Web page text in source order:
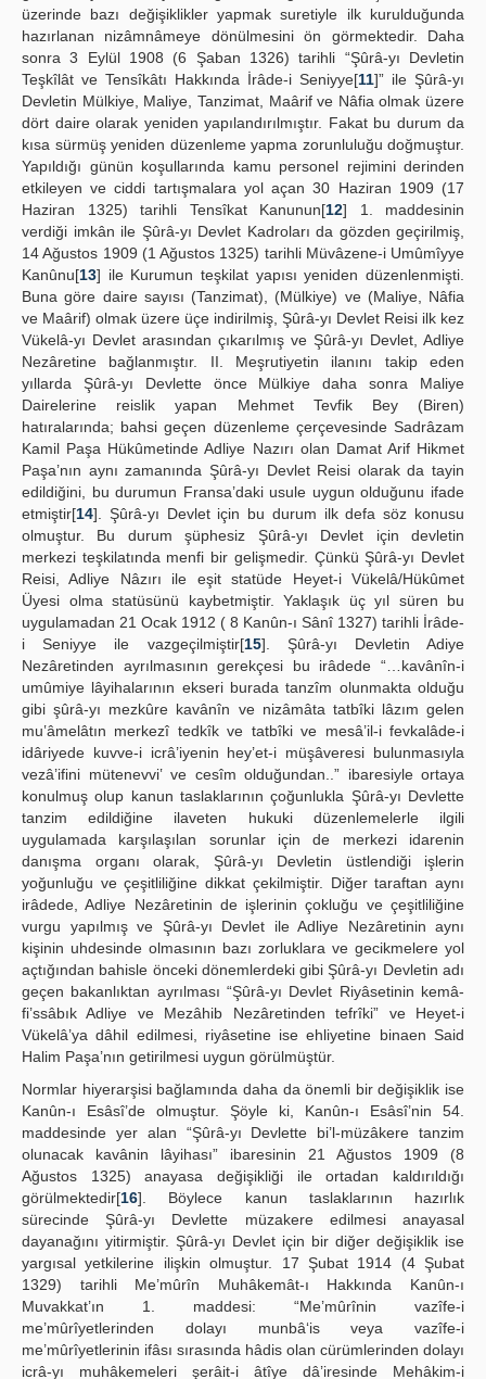
üzerinde bazı değişiklikler yapmak suretiyle ilk kurulduğunda
hazırlanan nizâmnâmeye dönülmesini ön görmektedir. Daha
sonra 3 Eylül 1908 (6 Şaban 1326) tarihli “Şûrâ-yı Devletin
Teşkîlât ve Tensîkâtı Hakkında İrâde-i Seniyye[11]” ile Şûrâ-yı
Devletin Mülkiye, Maliye, Tanzimat, Maârif ve Nâfia olmak üzere
dört daire olarak yeniden yapılandırılmıştır. Fakat bu durum da
kısa sürmüş yeniden düzenleme yapma zorunluluğu doğmuştur.
Yapıldığı günün koşullarında kamu personel rejimini derinden
etkileyen ve ciddi tartışmalara yol açan 30 Haziran 1909 (17
Haziran 1325) tarihli Tensîkat Kanunun[12] 1. maddesinin
verdiği imkân ile Şûrâ-yı Devlet Kadroları da gözden geçirilmiş,
14 Ağustos 1909 (1 Ağustos 1325) tarihli Müvâzene-i Umûmîyye
Kanûnu[13] ile Kurumun teşkilat yapısı yeniden düzenlenmişti.
Buna göre daire sayısı (Tanzimat), (Mülkiye) ve (Maliye, Nâfia
ve Maârif) olmak üzere üçe indirilmiş, Şûrâ-yı Devlet Reisi ilk kez
Vükelâ-yı Devlet arasından çıkarılmış ve Şûrâ-yı Devlet, Adliye
Nezâretine bağlanmıştır. II. Meşrutiyetin ilanını takip eden
yıllarda Şûrâ-yı Devlette önce Mülkiye daha sonra Maliye
Dairelerine reislik yapan Mehmet Tevfik Bey (Biren)
hatıralarında; bahsi geçen düzenleme çerçevesinde Sadrâzam
Kamil Paşa Hükûmetinde Adliye Nazırı olan Damat Arif Hikmet
Paşa’nın aynı zamanında Şûrâ-yı Devlet Reisi olarak da tayin
edildiğini, bu durumun Fransa’daki usule uygun olduğunu ifade
etmiştir[14]. Şûrâ-yı Devlet için bu durum ilk defa söz konusu
olmuştur. Bu durum şüphesiz Şûrâ-yı Devlet için devletin
merkezi teşkilatında menfi bir gelişmedir. Çünkü Şûrâ-yı Devlet
Reisi, Adliye Nâzırı ile eşit statüde Heyet-i Vükelâ/Hükûmet
Üyesi olma statüsünü kaybetmiştir. Yaklaşık üç yıl süren bu
uygulamadan 21 Ocak 1912 ( 8 Kanûn-ı Sânî 1327) tarihli İrâde-
i Seniyye ile vazgeçilmiştir[15]. Şûrâ-yı Devletin Adiye
Nezâretinden ayrılmasının gerekçesi bu irâdede “…kavânîn-i
umûmiye lâyihalarının ekseri burada tanzîm olunmakta olduğu
gibi şûrâ-yı mezkûre kavânîn ve nizâmâta tatbîki lâzım gelen
muʽâmelâtın merkezî tedkîk ve tatbîki ve mesâ’il-i fevkalâde-i
idâriyede kuvve-i icrâ’iyenin hey’et-i müşâveresi bulunmasıyla
vezâ’ifini mütenevviʽ ve cesîm olduğundan..” ibaresiyle ortaya
konulmuş olup kanun taslaklarının çoğunlukla Şûrâ-yı Devlette
tanzim edildiğine ilaveten hukuki düzenlemelerle ilgili
uygulamada karşılaşılan sorunlar için de merkezi idarenin
danışma organı olarak, Şûrâ-yı Devletin üstlendiği işlerin
yoğunluğu ve çeşitliliğine dikkat çekilmiştir. Diğer taraftan aynı
irâdede, Adliye Nezâretinin de işlerinin çokluğu ve çeşitliliğine
vurgu yapılmış ve Şûrâ-yı Devlet ile Adliye Nezâretinin aynı
kişinin uhdesinde olmasının bazı zorluklara ve gecikmelere yol
açtığından bahisle önceki dönemlerdeki gibi Şûrâ-yı Devletin adı
geçen bakanlıktan ayrılması “Şûrâ-yı Devlet Riyâsetinin kemâ-
fi’ssâbık Adliye ve Mezâhib Nezâretinden tefrîki” ve Heyet-i
Vükelâ’ya dâhil edilmesi, riyâsetine ise ehliyetine binaen Said
Halim Paşa’nın getirilmesi uygun görülmüştür.
Normlar hiyerarşisi bağlamında daha da önemli bir değişiklik ise
Kanûn-ı Esâsî’de olmuştur. Şöyle ki, Kanûn-ı Esâsî’nin 54.
maddesinde yer alan “Şûrâ-yı Devlette bi’l-müzâkere tanzim
olunacak kavânin lâyihası” ibaresinin 21 Ağustos 1909 (8
Ağustos 1325) anayasa değişikliği ile ortadan kaldırıldığı
görülmektedir[16]. Böylece kanun taslaklarının hazırlık
sürecinde Şûrâ-yı Devlette müzakere edilmesi anayasal
dayanağını yitirmiştir. Şûrâ-yı Devlet için bir diğer değişiklik ise
yargısal yetkilerine ilişkin olmuştur. 17 Şubat 1914 (4 Şubat
1329) tarihli Me’mûrîn Muhâkemât-ı Hakkında Kanûn-ı
Muvakkat’ın 1. maddesi: “Me’mûrînin vazîfe-i
me’mûrîyetlerinden dolayı munbâ‘is veya vazîfe-i
me’mûrîyetlerinin ifâsı sırasında hâdis olan cürümlerinden dolayı
icrâ-yı muhâkemeleri şerâit-i âtîye dâ’iresinde Mehâkim-i